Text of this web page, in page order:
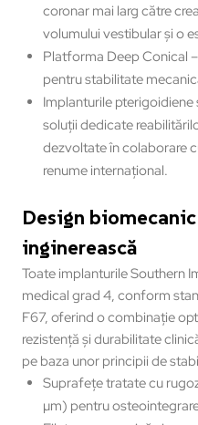
coronar mai larg către
volumului vestibular și o
Platforma Deep Conical
pentru stabilitate
Implanturile
soluții dedicate
dezvoltate în colaborare
renume internațional.
Design
inginerească
Toate implanturile Southern
medical grad 4, conform
F67, oferind o combinație
rezistență și durabilitate
pe baza unor principii de
Suprafețe tratate cu
µm) pentru